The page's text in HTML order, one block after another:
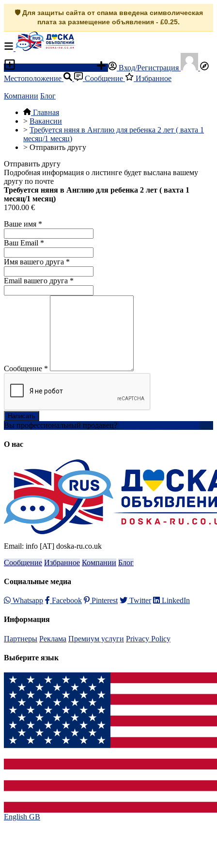
🛡️ Для защиты сайта от спама введена символическая
плата за размещение объявления - £0.25.
Вход/Регистрация
Местоположение
Сообщение Избранное
Компании Блог
Главная
> Вакансии
> Требуется няня в Англию для ребенка 2 лет ( вахтa 1
месяц/1 месяц)
> Отправить другу
Отправить другу
Подробная информация о листинге будет выслана вашему
другу по почте
Требуется няня в Англию для ребенка 2 лет ( вахтa 1
месяц/1 месяц)
1700.00 €
Ваше имя *
Ваш Email *
Имя вашего друга *
Email вашего друга *
Сообщение *
Написать
Вы профессиональный продавец?
О нас
Email: info [AT] doska-ru.co.uk
Сообщение Избранное Компании Блог
Социальные медиа
Whatsapp Facebook Pinterest Twitter LinkedIn
Информация
Партнеры Реклама Премиум услуги Privacy Policy
Выберите язык
English GB‎